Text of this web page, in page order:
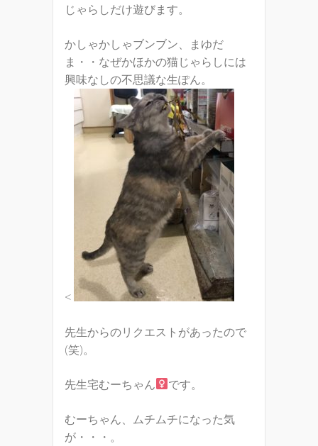
じゃらしだけ遊びます。
かしゃかしゃブンブン、まゆだ
ま・・なぜかほかの猫じゃらしには
興味なしの不思議な生ぽん。
<
先生からのリクエストがあったので
(笑)。
先生宅むーちゃん です。
むーちゃん、ムチムチになった気
が・・・。